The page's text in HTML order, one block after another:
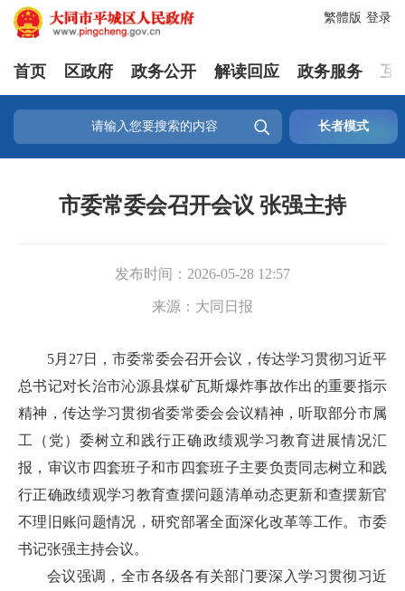
登录
繁體版
首页 区政府 政务公开 解读回应 政务服务 互
 长者模式
市委常委会召开会议 张强主持
发布时间： 2026-05-28 12:57
来源： 大同日报
5月27日，市委常委会召开会议，传达学习贯彻习近平
总书记对长治市沁源县煤矿瓦斯爆炸事故作出的重要指示
精神，传达学习贯彻省委常委会会议精神，听取部分市属
工（党）委树立和践行正确政绩观学习教育进展情况汇
报，审议市四套班子和市四套班子主要负责同志树立和践
行正确政绩观学习教育查摆问题清单动态更新和查摆新官
不理旧账问题情况，研究部署全面深化改革等工作。市委
书记张强主持会议。
会议强调，全市各级各有关部门要深入学习贯彻习近